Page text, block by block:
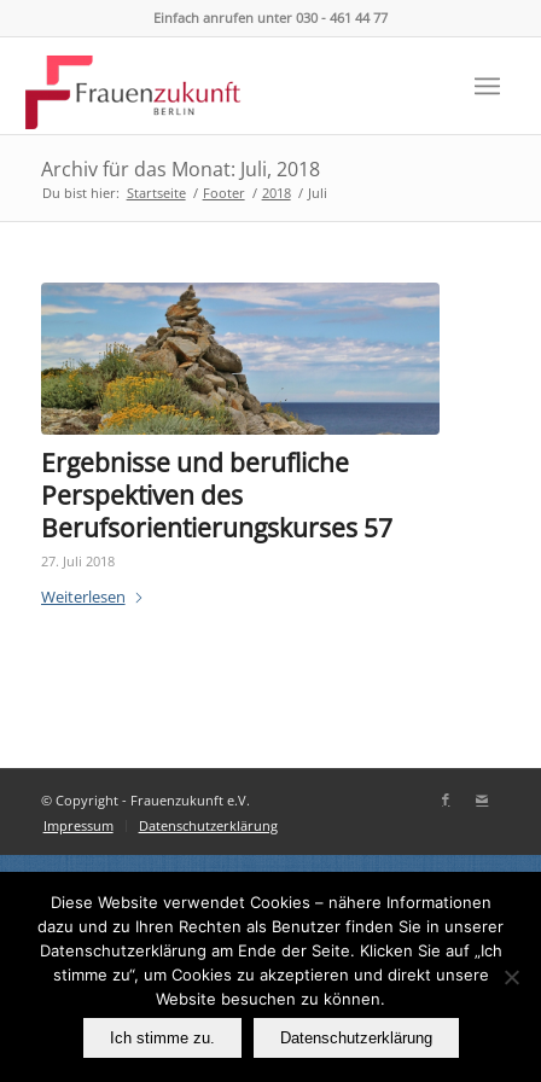
Einfach anrufen unter 030 - 461 44 77
Archiv für das Monat: Juli, 2018
Du bist hier: Startseite / Footer / 2018 / Juli
Ergebnisse und berufliche
Perspektiven des
Berufsorientierungskurses 57
27. Juli 2018
Weiterlesen
© Copyright - Frauenzukunft e.V.
Impressum
Datenschutzerklärung
Diese Website verwendet Cookies – nähere Informationen
dazu und zu Ihren Rechten als Benutzer finden Sie in unserer
Datenschutzerklärung am Ende der Seite. Klicken Sie auf „Ich
stimme zu“, um Cookies zu akzeptieren und direkt unsere
Website besuchen zu können.
Ich stimme zu. Datenschutzerklärung